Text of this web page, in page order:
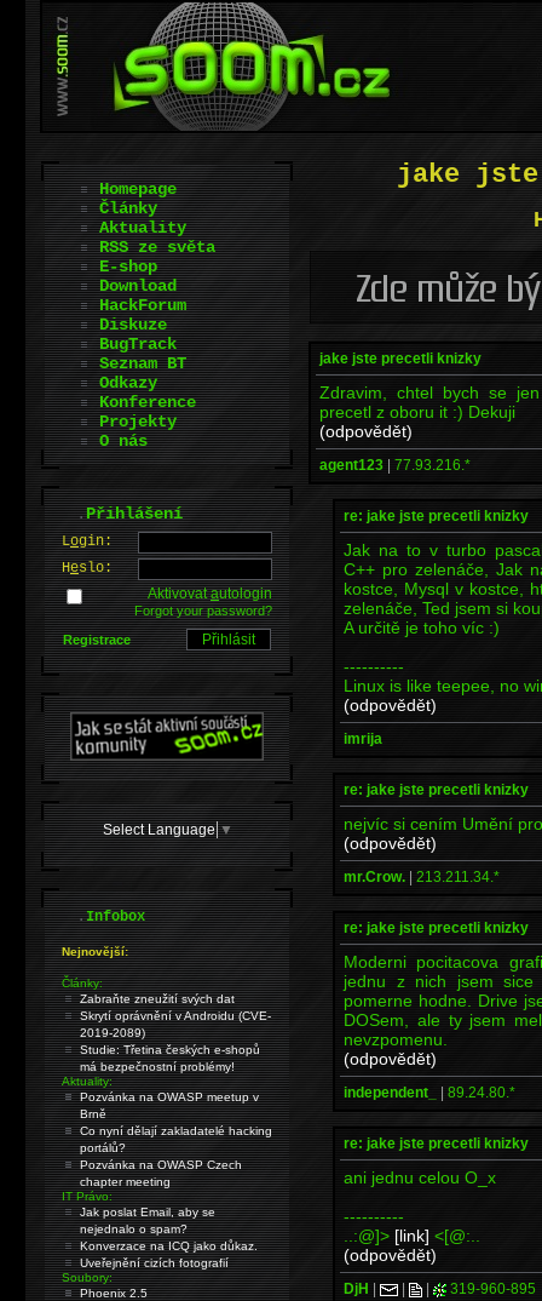
jake
jake jste precetli knizky
Zdravim, chtel bych se
precetl z oboru it :) Dekuji
(odpovědět)
agent123 | 77.93.216.*
re: jake jste precetli knizky
Jak na to v turbo
C++ pro zelenáče, Jak
kostce, Mysql v kostce,
zelenáče, Ted jsem si
A určitě je toho víc :)
----------
Linux is like teepee, no
(odpovědět)
imrija
re: jake jste precetli knizky
nejvíc si cením Umění
(odpovědět)
mr.Crow. | 213.211.34.*
re: jake jste precetli knizky
Moderni pocitacova
jednu z nich jsem
pomerne hodne. Drive
DOSem, ale ty jsem
nevzpomenu.
(odpovědět)
independent_ | 89.24.80.*
re: jake jste precetli knizky
ani jednu celou O_x
----------
..:@]> [link] <[@:..
(odpovědět)
DjH | | | 319-960-895
Homepage
Články
Aktuality
RSS ze světa
E-shop
Download
HackForum
Diskuze
BugTrack
Seznam BT
Odkazy
Konference
Projekty
O nás
.Přihlášení
Login:
Heslo:
Aktivovatautologin
Forgot your password?
Registrace
Select Language ▼
.Infobox
Nejnovější:
Články:
Zabraňte zneužití svých dat
Skrytí oprávnění v Androidu (CVE-
2019-2089)
Studie: Třetina českých e-shopů
má bezpečnostní problémy!
Aktuality:
Pozvánka na OWASP meetup v
Brně
Co nyní dělají zakladatelé hacking
portálů?
Pozvánka na OWASP Czech
chapter meeting
IT Právo:
Jak poslat Email, aby se
nejednalo o spam?
Konverzace na ICQ jako důkaz.
Uveřejnění cizích fotografií
Soubory:
Phoenix 2.5